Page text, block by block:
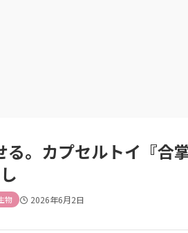
。カプセルトイ『合
物 2026年6月2日